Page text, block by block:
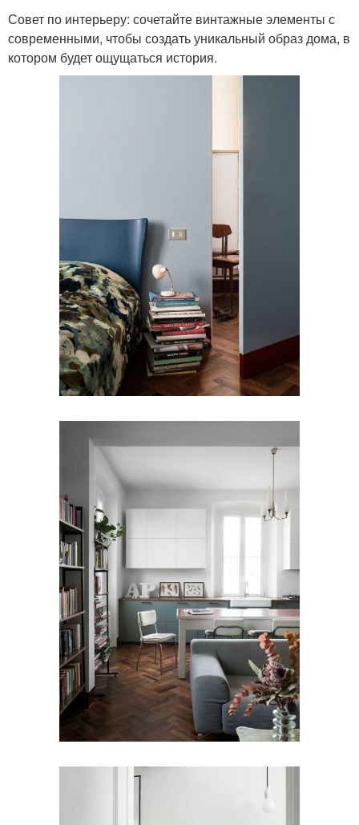
Совет по интерьеру: сочетайте винтажные элементы с
современными, чтобы создать уникальный образ дома, в
котором будет ощущаться история.